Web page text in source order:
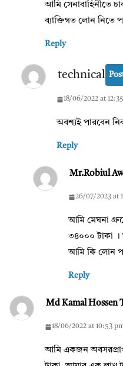
আমি সেনাবাহিনীতে
ব্যাক্তিগত লোন নিতে
Reply
technical
18/06/2022 at
অবশ্যই পারবেন
Reply
Mr.Robiul
26/07/2023 at
আমি মেঘনা
৩৪০০০ টাকা ।
আমি কি লোন
Reply
Md Kamal Hossen
18/06/2022 at 10:53
আমি একজন